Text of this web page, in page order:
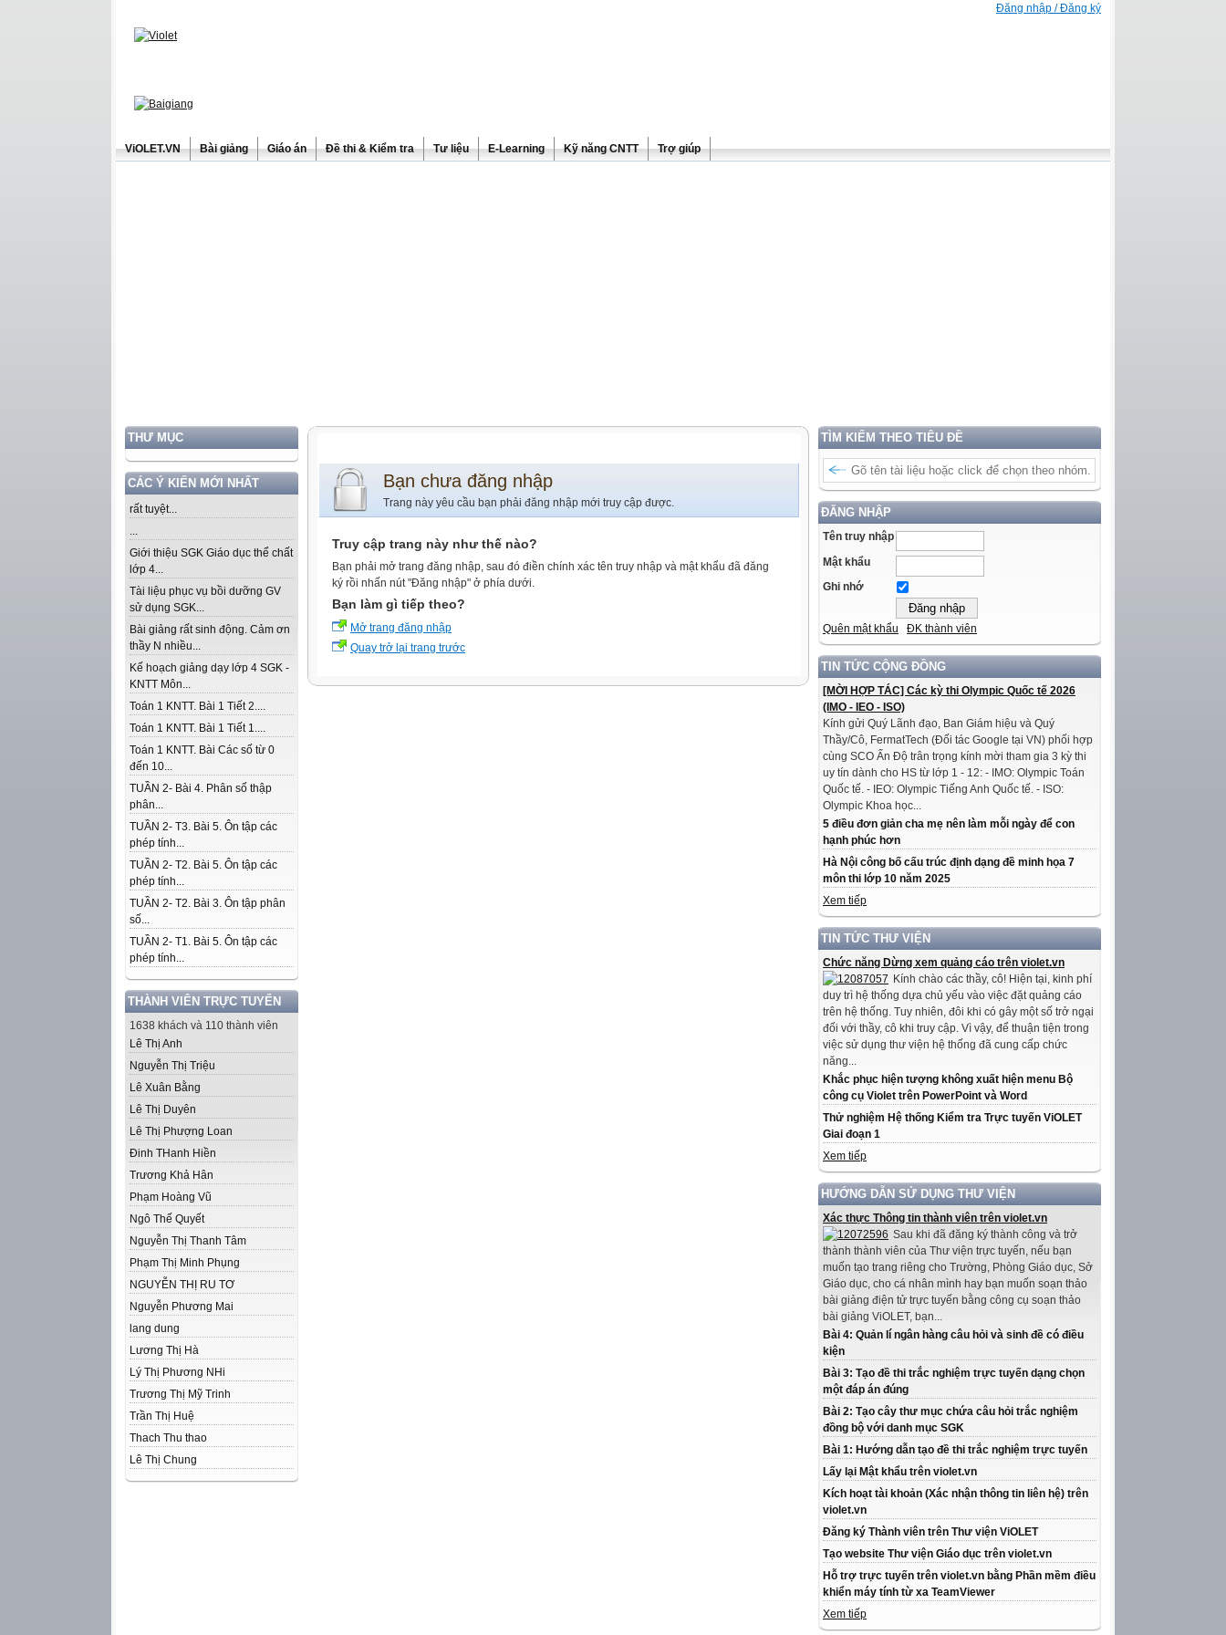
Đăng nhập / Đăng ký
ViOLET.VN Bài giảng Giáo án Đề thi & Kiểm tra Tư liệu E-Learning Kỹ năng CNTT Trợ giúp
THƯ MỤC
CÁC Ý KIẾN MỚI NHẤT
rất tuyệt...
...
Giới thiệu SGK Giáo dục thể chất
lớp 4...
Tài liệu phục vụ bồi dưỡng GV
sử dụng SGK...
Bài giảng rất sinh động. Cảm ơn
thầy N nhiều...
Kế hoạch giảng dạy lớp 4 SGK -
KNTT Môn...
Toán 1 KNTT. Bài 1 Tiết 2....
Toán 1 KNTT. Bài 1 Tiết 1....
Toán 1 KNTT. Bài Các số từ 0
đến 10...
TUẦN 2- Bài 4. Phân số thập
phân...
TUẦN 2- T3. Bài 5. Ôn tập các
phép tính...
TUẦN 2- T2. Bài 5. Ôn tập các
phép tính...
TUẦN 2- T2. Bài 3. Ôn tập phân
số...
TUẦN 2- T1. Bài 5. Ôn tập các
phép tính...
THÀNH VIÊN TRỰC TUYẾN
1638 khách và 110 thành viên
Lê Thị Anh
Nguyễn Thị Triệu
Lê Xuân Bằng
Lê Thị Duyên
Lê Thị Phượng Loan
Đinh THanh Hiền
Trương Khả Hân
Phạm Hoàng Vũ
Ngô Thế Quyết
Nguyễn Thị Thanh Tâm
Phạm Thị Minh Phụng
NGUYỄN THỊ RU TƠ
Nguyễn Phương Mai
lang dung
Lương Thị Hà
Lý Thị Phương NHi
Trương Thị Mỹ Trinh
Trần Thị Huệ
Thach Thu thao
Lê Thị Chung
TÌM KIẾM THEO TIÊU ĐỀ
ĐĂNG NHẬP
Tên truy nhập
Mật khẩu
Ghi nhớ
Quên mật khẩu ĐK thành viên
TIN TỨC CỘNG ĐỒNG
[MỜI HỢP TÁC] Các kỳ thi Olympic Quốc tế 2026
(IMO - IEO - ISO)
Kính gửi Quý Lãnh đạo, Ban Giám hiệu và Quý
Thầy/Cô, FermatTech (Đối tác Google tại VN) phối hợp
cùng SCO Ấn Độ trân trọng kính mời tham gia 3 kỳ thi
uy tín dành cho HS từ lớp 1 - 12: - IMO: Olympic Toán
Quốc tế. - IEO: Olympic Tiếng Anh Quốc tế. - ISO:
Olympic Khoa học...
5 điều đơn giản cha mẹ nên làm mỗi ngày để con
hạnh phúc hơn
Hà Nội công bố cấu trúc định dạng đề minh họa 7
môn thi lớp 10 năm 2025
Xem tiếp
TIN TỨC THƯ VIỆN
Chức năng Dừng xem quảng cáo trên violet.vn
Kính chào các thầy, cô! Hiện tại, kinh phí
duy trì hệ thống dựa chủ yếu vào việc đặt quảng cáo
trên hệ thống. Tuy nhiên, đôi khi có gây một số trở ngại
đối với thầy, cô khi truy cập. Vì vậy, để thuận tiện trong
việc sử dụng thư viện hệ thống đã cung cấp chức
năng...
Khắc phục hiện tượng không xuất hiện menu Bộ
công cụ Violet trên PowerPoint và Word
Thử nghiệm Hệ thống Kiểm tra Trực tuyến ViOLET
Giai đoạn 1
Xem tiếp
HƯỚNG DẪN SỬ DỤNG THƯ VIỆN
Xác thực Thông tin thành viên trên violet.vn
Sau khi đã đăng ký thành công và trở
thành thành viên của Thư viện trực tuyến, nếu bạn
muốn tạo trang riêng cho Trường, Phòng Giáo dục, Sở
Giáo dục, cho cá nhân mình hay bạn muốn soạn thảo
bài giảng điện tử trực tuyến bằng công cụ soạn thảo
bài giảng ViOLET, bạn...
Bài 4: Quản lí ngân hàng câu hỏi và sinh đề có điều
kiện
Bài 3: Tạo đề thi trắc nghiệm trực tuyến dạng chọn
một đáp án đúng
Bài 2: Tạo cây thư mục chứa câu hỏi trắc nghiệm
đồng bộ với danh mục SGK
Bài 1: Hướng dẫn tạo đề thi trắc nghiệm trực tuyến
Lấy lại Mật khẩu trên violet.vn
Kích hoạt tài khoản (Xác nhận thông tin liên hệ) trên
violet.vn
Đăng ký Thành viên trên Thư viện ViOLET
Tạo website Thư viện Giáo dục trên violet.vn
Hỗ trợ trực tuyến trên violet.vn bằng Phần mềm điều
khiển máy tính từ xa TeamViewer
Xem tiếp
Bạn chưa đăng nhập
Trang này yêu cầu bạn phải đăng nhập mới truy cập được.
Truy cập trang này như thế nào?
Bạn phải mở trang đăng nhập, sau đó điền chính xác tên truy nhập và mật khẩu đã đăng
ký rồi nhấn nút "Đăng nhập" ở phía dưới.
Bạn làm gì tiếp theo?
Mở trang đăng nhập
Quay trở lại trang trước